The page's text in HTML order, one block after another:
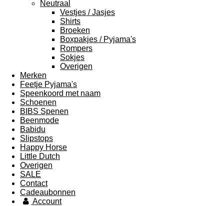
Neutraal
Vestjes / Jasjes
Shirts
Broeken
Boxpakjes / Pyjama's
Rompers
Sokjes
Overigen
Merken
Feetje Pyjama's
Speenkoord met naam
Schoenen
BIBS Spenen
Beenmode
Babidu
Slipstops
Happy Horse
Little Dutch
Overigen
SALE
Contact
Cadeaubonnen
Account